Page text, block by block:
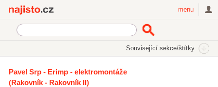
menu
Související sekce/štítky
soudní posudky (162)
Pavel Srp - Erimp - elektromontáže
(Rakovník - Rakovník II)